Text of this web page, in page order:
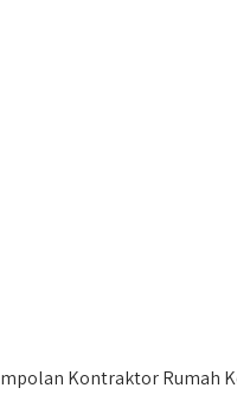
Kontraktor Rumah